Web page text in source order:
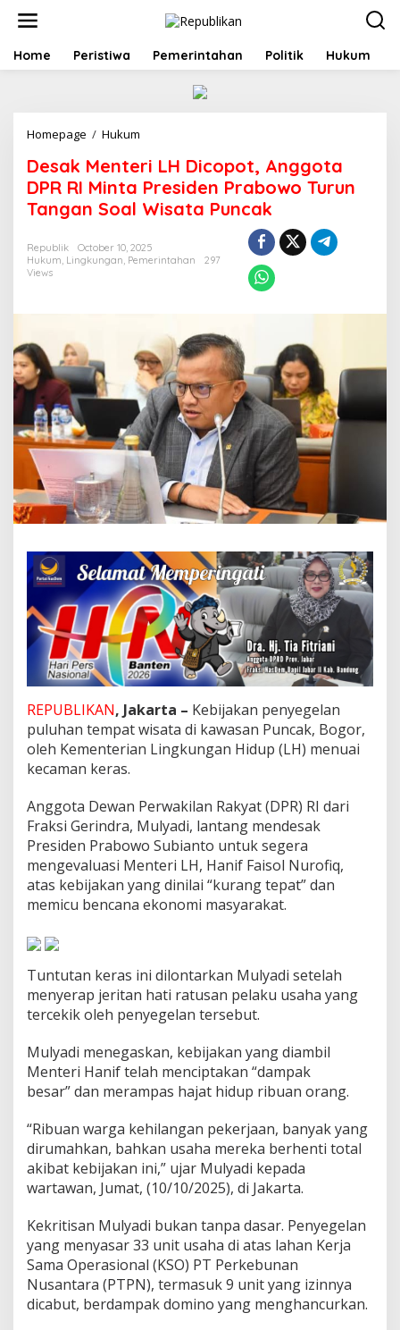
t
Home Peristiwa Pemerintahan Politik Hukum
Homepage / Hukum
s
a
k
M
n
t
D
i
c
o
p
o
t
A
n
g
o
t
a
D
P
R
R
I
M
n
t
a
s
i
d
n
P
r
w
o
T
u
u
n
a
g
a
n
o
l
W
i
s
a
t
Desak Menteri LH Dicopot, Anggota
DPR RI Minta Presiden Prabowo Turun
Tangan Soal Wisata Puncak
Republik
October 10, 2025
Hukum, Lingkungan, Pemerintahan
297
Views
REPUBLIKAN, Jakarta – Kebijakan penyegelan
puluhan tempat wisata di kawasan Puncak, Bogor,
oleh Kementerian Lingkungan Hidup (LH) menuai
kecaman keras.
Anggota Dewan Perwakilan Rakyat (DPR) RI dari
Fraksi Gerindra, Mulyadi, lantang mendesak
Presiden Prabowo Subianto untuk segera
mengevaluasi Menteri LH, Hanif Faisol Nurofiq,
atas kebijakan yang dinilai “kurang tepat” dan
memicu bencana ekonomi masyarakat.
Tuntutan keras ini dilontarkan Mulyadi setelah
menyerap jeritan hati ratusan pelaku usaha yang
tercekik oleh penyegelan tersebut.
Mulyadi menegaskan, kebijakan yang diambil
Menteri Hanif telah menciptakan “dampak
besar” dan merampas hajat hidup ribuan orang.
“Ribuan warga kehilangan pekerjaan, banyak yang
dirumahkan, bahkan usaha mereka berhenti total
akibat kebijakan ini,” ujar Mulyadi kepada
wartawan, Jumat, (10/10/2025), di Jakarta.
Kekritisan Mulyadi bukan tanpa dasar. Penyegelan
yang menyasar 33 unit usaha di atas lahan Kerja
Sama Operasional (KSO) PT Perkebunan
Nusantara (PTPN), termasuk 9 unit yang izinnya
dicabut, berdampak domino yang menghancurkan.